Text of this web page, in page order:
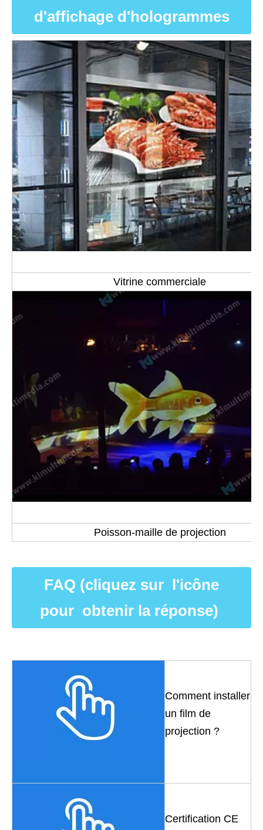
d'affichage d'hologrammes
Vitrine commerciale
Poisson-maille de projection
FAQ (cliquez sur l'icône
pour obtenir la réponse)
Comment installer
un film de
projection ?
Certification CE